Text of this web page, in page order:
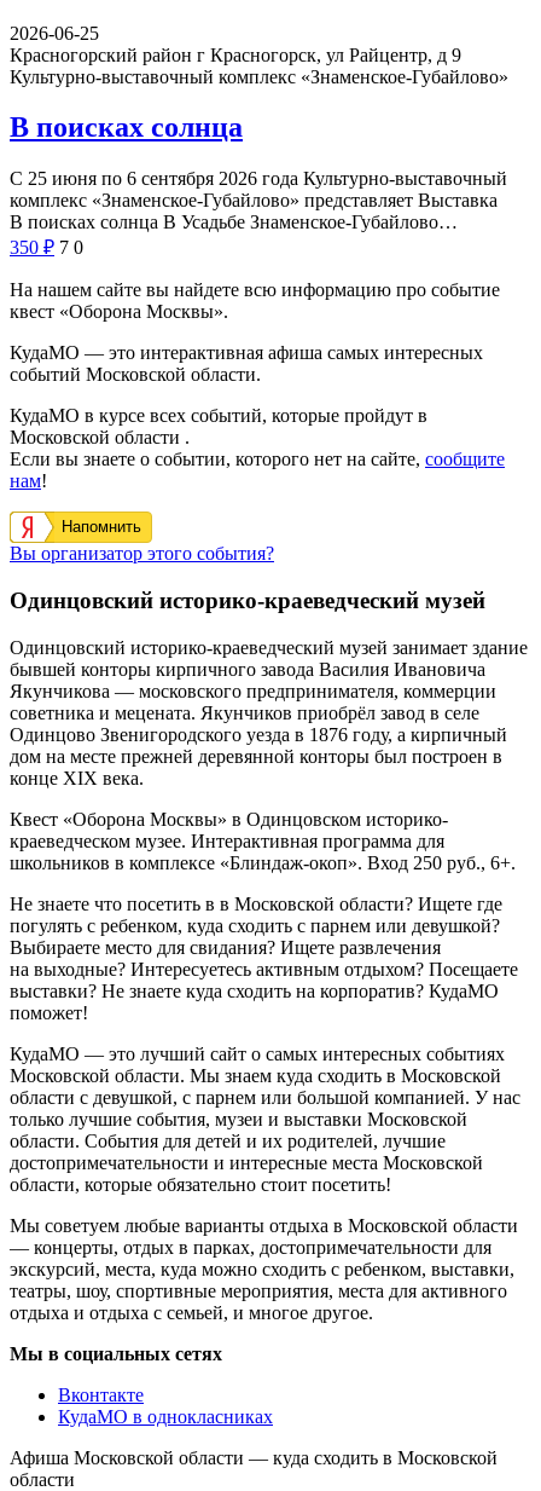
2026-06-25
Красногорский район г Красногорск, ул Райцентр, д 9
Культурно-выставочный комплекс «Знаменское-Губайлово»
В поисках солнца
С 25 июня по 6 сентября 2026 года Культурно-выставочный
комплекс «Знаменское-Губайлово» представляет Выставка
В поисках солнца В Усадьбе Знаменское-Губайлово…
350 ₽ 7 0
На нашем сайте вы найдете всю информацию про событие
квест «Оборона Москвы».
КудаМО — это интерактивная афиша самых интересных
событий Московской области.
КудаМО в курсе всех событий, которые пройдут в
Московской области .
Если вы знаете о событии, которого нет на сайте, сообщите
нам!
Напомнить
Вы организатор этого события?
Одинцовский историко-краеведческий музей
Одинцовский историко-краеведческий музей занимает здание
бывшей конторы кирпичного завода Василия Ивановича
Якунчикова — московского предпринимателя, коммерции
советника и мецената. Якунчиков приобрёл завод в селе
Одинцово Звенигородского уезда в 1876 году, а кирпичный
дом на месте прежней деревянной конторы был построен в
конце XIX века.
Квест «Оборона Москвы» в Одинцовском историко-
краеведческом музее. Интерактивная программа для
школьников в комплексе «Блиндаж-окоп». Вход 250 руб., 6+.
Не знаете что посетить в в Московской области? Ищете где
погулять с ребенком, куда сходить с парнем или девушкой?
Выбираете место для свидания? Ищете развлечения
на выходные? Интересуетесь активным отдыхом? Посещаете
выставки? Не знаете куда сходить на корпоратив? КудаМО
поможет!
КудаМО — это лучший сайт о самых интересных событиях
Московской области. Мы знаем куда сходить в Московской
области с девушкой, с парнем или большой компанией. У нас
только лучшие события, музеи и выставки Московской
области. События для детей и их родителей, лучшие
достопримечательности и интересные места Московской
области, которые обязательно стоит посетить!
Мы советуем любые варианты отдыха в Московской области
— концерты, отдых в парках, достопримечательности для
экскурсий, места, куда можно сходить с ребенком, выставки,
театры, шоу, спортивные мероприятия, места для активного
отдыха и отдыха с семьей, и многое другое.
Мы в социальных сетях
Вконтакте
КудаМО в однокласниках
Афиша Московской области — куда сходить в Московской
области